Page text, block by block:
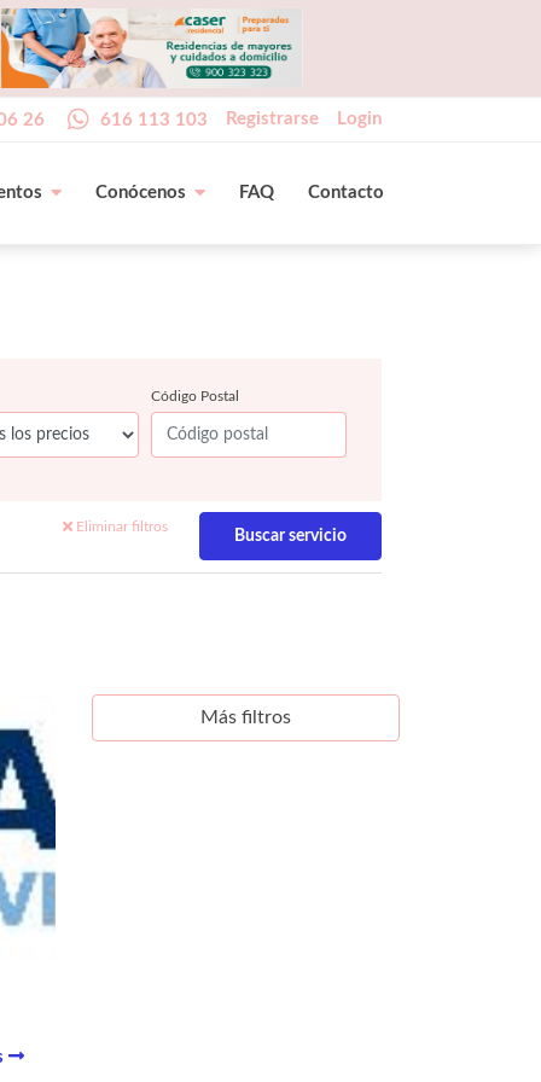
26 616 113 103 Registrarse Login
Conócenos FAQ Contacto
Código Postal
Eliminar filtros
Más filtros